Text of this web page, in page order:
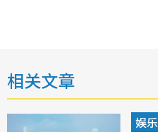
相关文章
娱乐